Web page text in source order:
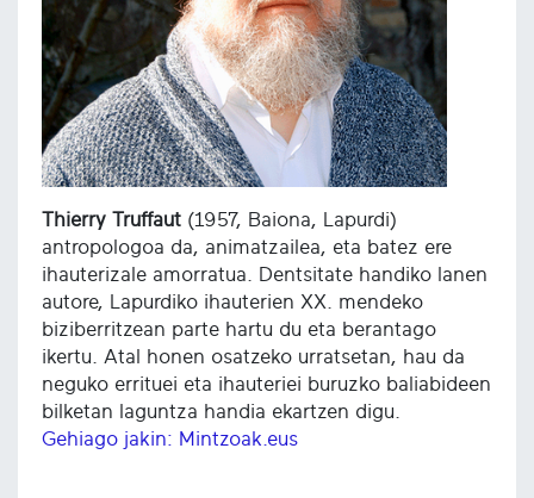
Thierry Truffaut (1957, Baiona, Lapurdi)
antropologoa da, animatzailea, eta batez ere
ihauterizale amorratua. Dentsitate handiko lanen
autore, Lapurdiko ihauterien XX. mendeko
biziberritzean parte hartu du eta berantago
ikertu. Atal honen osatzeko urratsetan, hau da
neguko errituei eta ihauteriei buruzko baliabideen
bilketan laguntza handia ekartzen digu.
Gehiago jakin: Mintzoak.eus